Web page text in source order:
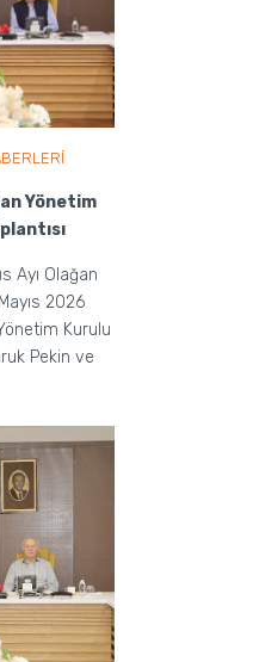
Yönetim
Ayı Olağan
2026
Kurulu
Pekin ve